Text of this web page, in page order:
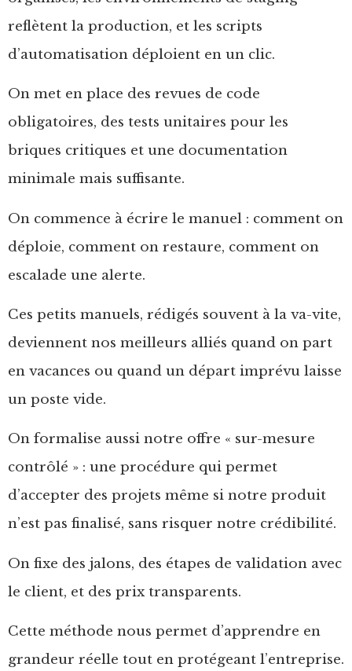
reflètent la production, et les scripts
d’automatisation déploient en un clic.
On met en place des revues de code
obligatoires, des tests unitaires pour les
briques critiques et une documentation
minimale mais suffisante.
On commence à écrire le manuel : comment on
déploie, comment on restaure, comment on
escalade une alerte.
Ces petits manuels, rédigés souvent à la va-vite,
deviennent nos meilleurs alliés quand on part
en vacances ou quand un départ imprévu laisse
un poste vide.
On formalise aussi notre offre « sur-mesure
contrôlé » : une procédure qui permet
d’accepter des projets même si notre produit
n’est pas finalisé, sans risquer notre crédibilité.
On fixe des jalons, des étapes de validation avec
le client, et des prix transparents.
Cette méthode nous permet d’apprendre en
grandeur réelle tout en protégeant l’entreprise.